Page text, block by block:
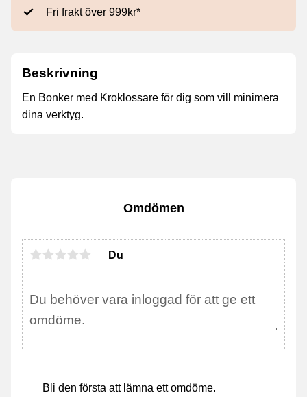
Fri frakt över 999kr*
Beskrivning
En Bonker med Kroklossare för dig som vill minimera
dina verktyg.
Omdömen
Du
Bli den första att lämna ett omdöme.